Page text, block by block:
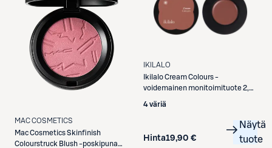
MAC COSMETICS
Mac CosmeticsSkinfinish
Colourstruck Blush -poskipuna
IKILALO
IkilaloCream Colours -
voidemainen monitoimituote 2,3
4 väriä
Hinta19,90 €
Näytä
tuote